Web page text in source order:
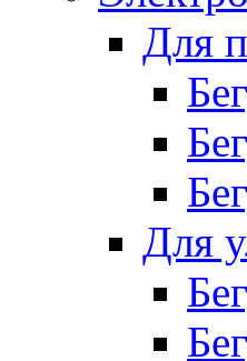
Для
Для